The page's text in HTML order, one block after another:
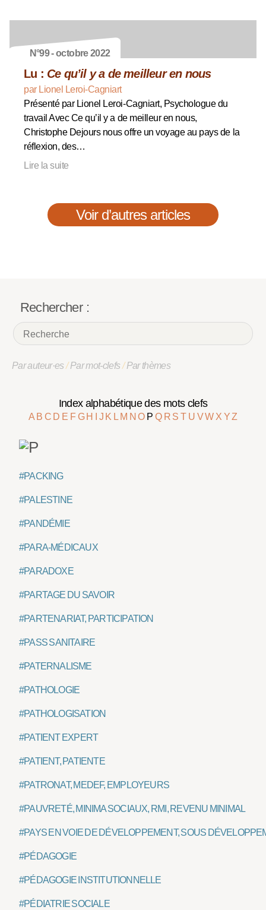
N°99 - octobre 2022
Lu : Ce qu’il y a de meilleur en nous
par Lionel Leroi-Cagniart
Présenté par Lionel Leroi-Cagniart, Psychologue du
travail Avec Ce qu’il y a de meilleur en nous,
Christophe Dejours nous offre un voyage au pays de la
réflexion, des…
Lire la suite
Voir d’autres articles
Rechercher :
Par auteur·es/Par mot-clefs/Par thèmes
Index alphabétique des mots clefs
A B C D E F G H J K L M NO P Q R ST U VW X YZ
#PACKING
#PALESTINE
#PANDÉMIE
#PARA-MÉDICAUX
#PARADOXE
#PARTAGE DU SAVOIR
#PARTENARIAT, PARTICIPATION
#PASS SANITAIRE
#PATERNALISME
#PATHOLOGIE
#PATHOLOGISATION
#PATIENT EXPERT
#PATIENT, PATIENTE
#PATRONAT, MEDEF, EMPLOYEURS
#PAUVRETÉ, MINIMA SOCIAUX, RMI, REVENU MINIMAL
#PAYS EN VOIE DE DÉVELOPPEMENT, SOUS
#PÉDAGOGIE
#PÉDAGOGIE INSTITUTIONNELLE
#PÉDIATRIE SOCIALE